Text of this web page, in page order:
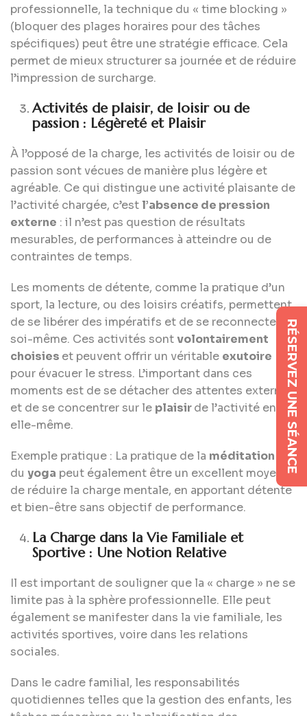
professionnelle, la technique du « time blocking »
(bloquer des plages horaires pour des tâches
spécifiques) peut être une stratégie efficace. Cela
permet de mieux structurer sa journée et de réduire
l’impression de surcharge.
Activités de plaisir, de loisir ou de
passion : Légèreté et Plaisir
À l’opposé de la charge, les activités de loisir ou de
passion sont vécues de manière plus légère et
agréable. Ce qui distingue une activité plaisante de
l’activité chargée, c’est l’absence de pression
externe : il n’est pas question de résultats
mesurables, de performances à atteindre ou de
contraintes de temps.
Les moments de détente, comme la pratique d’un
sport, la lecture, ou des loisirs créatifs, permettent
de se libérer des impératifs et de se reconnecter à
soi-même. Ces activités sontvolontairement
choisies et peuvent offrir un véritable exutoire
pour évacuer le stress. L’important dans ces
moments est de se détacher des attentes externes
et de se concentrer sur le plaisirde l’activité en
elle-même.
Exemple pratique : La pratique de la méditation ou
du yoga peut également être un excellent moyen
de réduire la charge mentale, en apportant détente
et bien-être sans objectif de performance.
La Charge dans la Vie Familiale et
Sportive : Une Notion Relative
Il est important de souligner que la « charge » ne se
limite pas à la sphère professionnelle. Elle peut
également se manifester dans la vie familiale, les
activités sportives, voire dans les relations
sociales.
Dans le cadre familial, les responsabilités
quotidiennes telles que la gestion des enfants, les
RÉSERVEZ UNE SÉANCE